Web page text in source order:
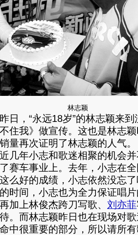
林志颖
，“永远18岁”的林志颖来到
不住我》做宣传。这也是林志
量再次证明了林志颖的人气。
年小志和歌迷相聚的机会并
赛车事业上。去年，小志在
么好的成绩，小志依然没忘
时间，小志也为全力保证唱
加上林俊杰跨刀写歌、 刘亦菲
。而林志颖昨日也在现场对
中很重要的部分，所以请所